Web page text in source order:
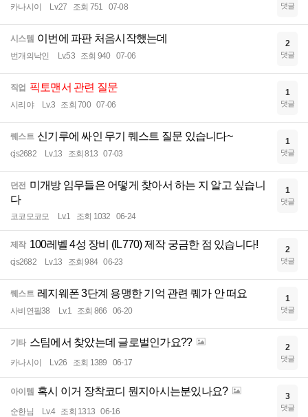
카나시이 Lv.27 조회 751 07-08 댓글
시스템 이번에 파판 처음시작했는데
번개의낙인 Lv.53 조회 940 07-06
2
댓글
직업 픽토맨서 관련 질문
시리야 Lv.3 조회 700 07-06
1
댓글
퀘스트 신기루에 싸인 무기 퀘스트 질문 있습니다~
cjs2682 Lv.13 조회 813 07-03
1
댓글
던전 미개방 임무들은 어떻게 찾아서 하는 지 알고 싶습니
다
코코모코모 Lv.1 조회 1032 06-24
1
댓글
제작 100레벨 4성 장비 (IL770) 제작 궁금한 점 있습니다!
cjs2682 Lv.13 조회 984 06-23
2
댓글
퀘스트 레지웨폰 3단계 용맹한 기억 관련 퀘가 안 떠요
사비연필38 Lv.1 조회 866 06-20
1
댓글
기타 스팀에서 찾았는데 글로벌인가요??
카나시이 Lv.26 조회 1389 06-17
2
댓글
아이템 혹시 이거 장착코디 뭔지아시는분있나요?
순한님 Lv.4 조회 1313 06-16
3
댓글